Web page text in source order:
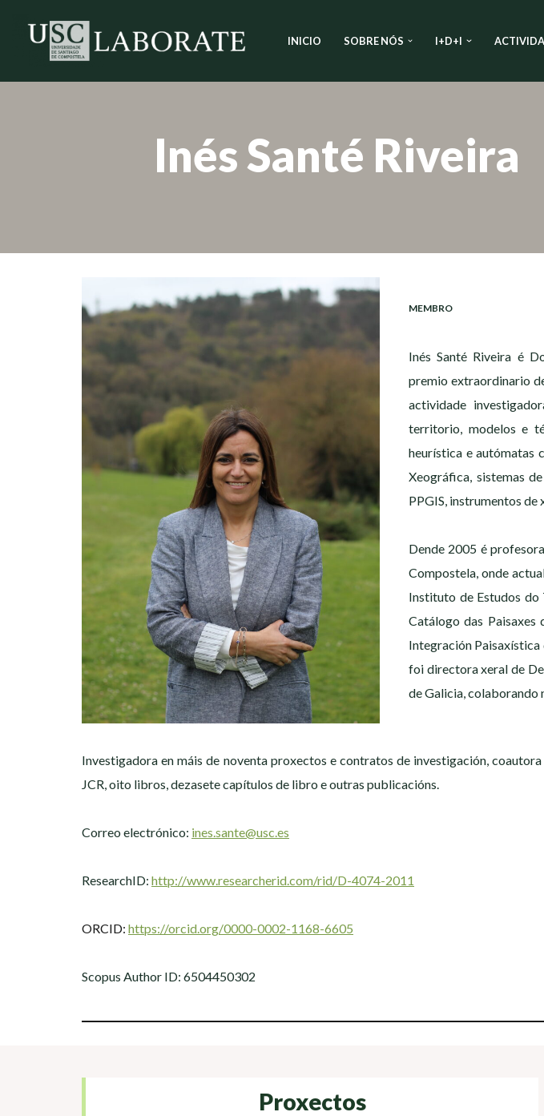
Saltar
INICIO SOBRE NÓS I+D+I
Inés Santé Riveira
MEMBRO
Inés Santé Riveira é
premio extraordinario
actividade
territorio, modelos e
heurística e autómatas
Xeográfica, sistemas
PPGIS, instrumentos de
Dende 2005 é
Compostela, onde
Instituto de Estudos
Catálogo das
Integración Paisaxística
foi directora xeral de
de Galicia, colaborando
Investigadora en máis de noventa proxectos e contratos de investigación,
JCR, oito libros, dezasete capítulos de libro e outras publicacións.
Correo electrónico: ines.sante@usc.es
ResearchID: http://www.researcherid.com/rid/D-4074-2011
ORCID: https://orcid.org/0000-0002-1168-6605
Scopus Author ID: 6504450302
Proxectos